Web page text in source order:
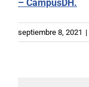
– CampusDH.
septiembre 8, 2021 |